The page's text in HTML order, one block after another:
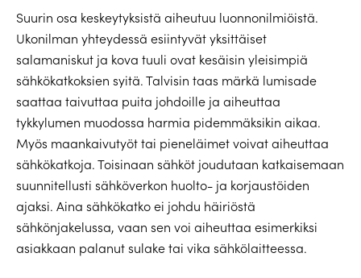
Suurin osa keskeytyksistä aiheutuu luonnonilmiöistä.
Ukonilman yhteydessä esiintyvät yksittäiset
salamaniskut ja kova tuuli ovat kesäisin yleisimpiä
sähkökatkoksien syitä. Talvisin taas märkä lumisade
saattaa taivuttaa puita johdoille ja aiheuttaa
tykkylumen muodossa harmia pidemmäksikin aikaa.
Myös maankaivutyöt tai pieneläimet voivat aiheuttaa
sähkökatkoja. Toisinaan sähköt joudutaan katkaisemaan
suunnitellusti sähköverkon huolto- ja korjaustöiden
ajaksi. Aina sähkökatko ei johdu häiriöstä
sähkönjakelussa, vaan sen voi aiheuttaa esimerkiksi
asiakkaan palanut sulake tai vika sähkölaitteessa.